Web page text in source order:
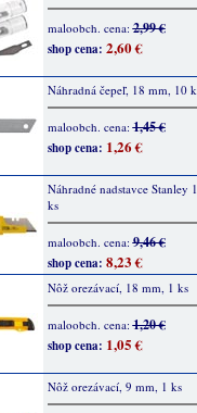
maloobch. cena:2,99 €
shop cena: 2,60 €
Náhradná čepeľ, 18 mm, 10
maloobch. cena:1,45 €
shop cena: 1,26 €
Náhradné nadstavce Stanley
ks
maloobch. cena:9,46 €
shop cena: 8,23 €
Nôž orezávací, 18 mm, 1 ks
maloobch. cena:1,20 €
shop cena: 1,05 €
Nôž orezávací, 9 mm, 1 ks